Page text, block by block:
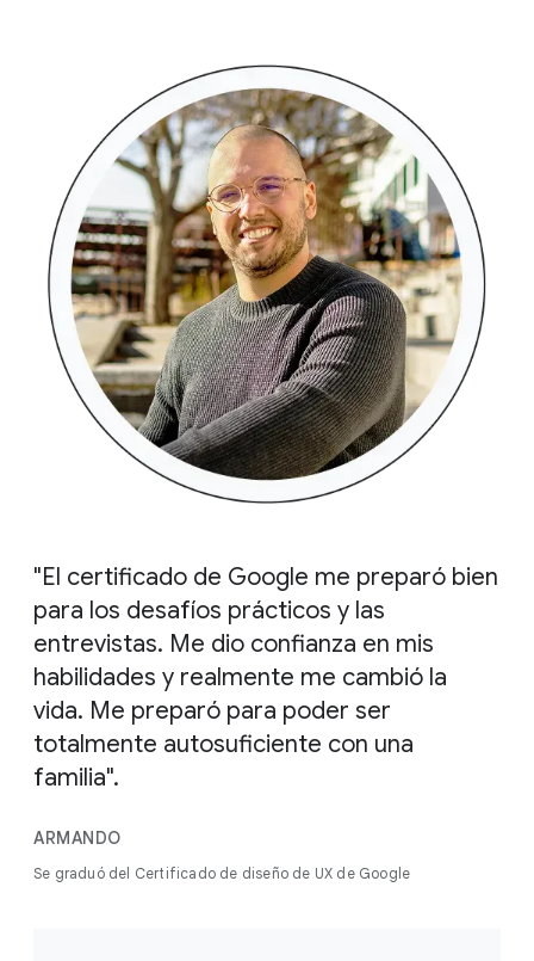
"El certificado de Google me preparó bien
para los desafíos prácticos y las
entrevistas. Me dio confianza en mis
habilidades y realmente me cambió la
vida. Me preparó para poder ser
totalmente autosuficiente con una
familia".
ARMANDO
Se graduó del Certificado de diseño de UX de Google